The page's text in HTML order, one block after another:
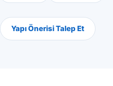
Yapı Önerisi Talep Et